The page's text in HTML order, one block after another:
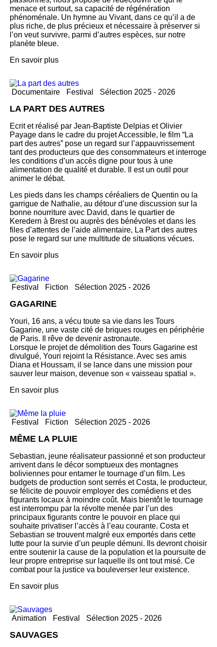
menace et surtout, sa capacité de régénération
phénoménale. Un hymne au Vivant, dans ce qu’il a de
plus riche, de plus précieux et nécessaire à préserver si
l’on veut survivre, parmi d’autres espèces, sur notre
planète bleue.
En savoir plus
Documentaire Festival Sélection 2025 - 2026
LA PART DES AUTRES
Ecrit et réalisé par Jean-Baptiste Delpias et Olivier
Payage dans le cadre du projet Accessible, le film “La
part des autres” pose un regard sur l’appauvrissement
tant des producteurs que des consommateurs et interroge
les conditions d’un accès digne pour tous à une
alimentation de qualité et durable. Il est un outil pour
animer le débat.
Les pieds dans les champs céréaliers de Quentin ou la
garrigue de Nathalie, au détour d’une discussion sur la
bonne nourriture avec David, dans le quartier de
Keredern à Brest ou auprès des bénévoles et dans les
files d’attentes de l’aide alimentaire, La Part des autres
pose le regard sur une multitude de situations vécues.
En savoir plus
Festival Fiction Sélection 2025 - 2026
GAGARINE
Youri, 16 ans, a vécu toute sa vie dans les Tours
Gagarine, une vaste cité de briques rouges en périphérie
de Paris. Il rêve de devenir astronaute.
Lorsque le projet de démolition des Tours Gagarine est
divulgué, Youri rejoint la Résistance. Avec ses amis
Diana et Houssam, il se lance dans une mission pour
sauver leur maison, devenue son « vaisseau spatial ».
En savoir plus
Festival Fiction Sélection 2025 - 2026
MÊME LA PLUIE
Sebastian, jeune réalisateur passionné et son producteur
arrivent dans le décor somptueux des montagnes
boliviennes pour entamer le tournage d’un film. Les
budgets de production sont serrés et Costa, le producteur,
se félicite de pouvoir employer des comédiens et des
figurants locaux à moindre coût. Mais bientôt le tournage
est interrompu par la révolte menée par l’un des
principaux figurants contre le pouvoir en place qui
souhaite privatiser l’accès à l’eau courante. Costa et
Sebastian se trouvent malgré eux emportés dans cette
lutte pour la survie d’un peuple démuni. Ils devront choisir
entre soutenir la cause de la population et la poursuite de
leur propre entreprise sur laquelle ils ont tout misé. Ce
combat pour la justice va bouleverser leur existence.
En savoir plus
Animation Festival Sélection 2025 - 2026
SAUVAGES